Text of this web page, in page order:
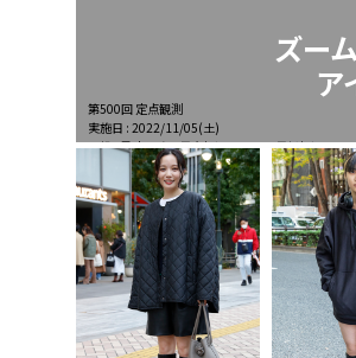
ズー
ア
第500回 定点観測
実施日 : 2022/11/05(土)
天候 : 曇時々晴、最高気温17.3℃、最低気温